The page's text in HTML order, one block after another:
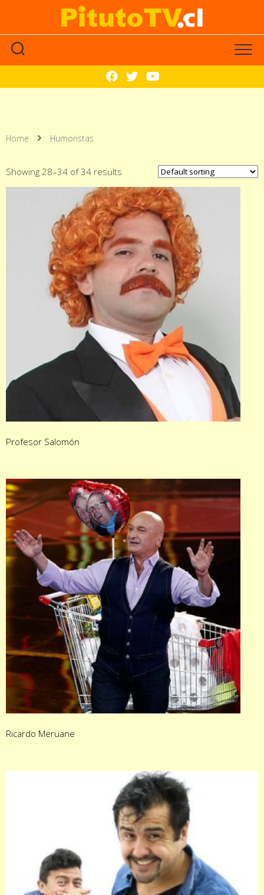
Home Humoristas
Showing 28–34 of 34 results
Profesor Salomón
Ricardo Meruane